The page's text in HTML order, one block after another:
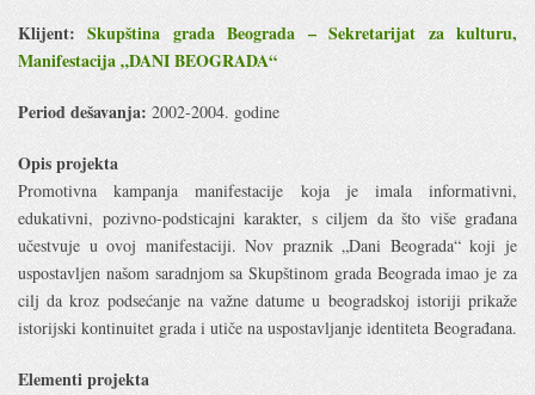
Klijent:Skupština grada Beograda – Sekretarijat za kulturu,
Manifestacija „DANI BEOGRADA“
Period dešavanja: 2002-2004. godine
Opis projekta
Promotivna kampanja manifestacije koja je imala informativni,
edukativni, pozivno-podsticajni karakter, s ciljem da što više građana
učestvuje u ovoj manifestaciji. Nov praznik „Dani Beograda“ koji je
uspostavljen našom saradnjom sa Skupštinom grada Beograda imao je za
cilj da kroz podsećanje na važne datume u beogradskoj istoriji prikaže
istorijski kontinuitet grada i utiče na uspostavljanje identiteta Beograđana.
Elementi projekta